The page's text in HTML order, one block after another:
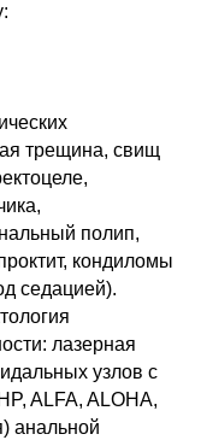
трещина, свищ
полип,
кондиломы
седацией).
лазерная
узлов с
ALFA, ALOHA,
анальной